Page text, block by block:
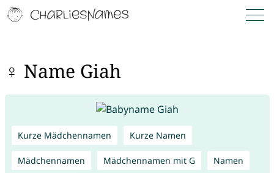
♀ Name Giah
Kurze Mädchennamen Kurze Namen
Mädchennamen Mädchennamen mit G Namen